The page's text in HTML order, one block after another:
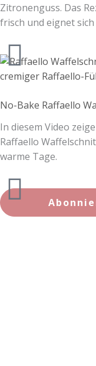
Zitronenguss. Das
frisch und eignet
No-Bake Raffaello
In diesem Video
Raffaello
warme Tage.